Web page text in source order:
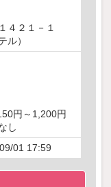
４２１－１
ル）
円～1,200円
し
01 17:59